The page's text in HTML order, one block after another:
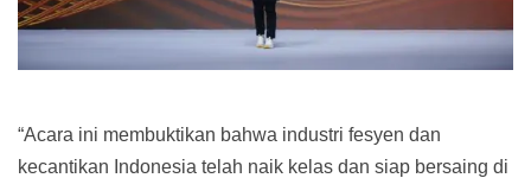
“Acara ini membuktikan bahwa industri fesyen dan
kecantikan Indonesia telah naik kelas dan siap bersaing di